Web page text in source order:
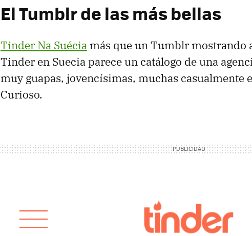
El Tumblr de las más bellas
Tinder Na Suécia más que un Tumblr mostrando
Tinder en Suecia parece un catálogo de una
muy guapas, jovencísimas, muchas casualmente
Curioso.